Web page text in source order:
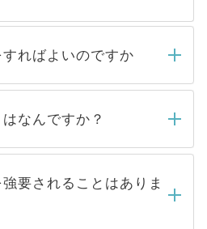
ればよいのですか
したら、弊社担当者がご
し、その後メールもしくは
業日以内にはご連絡をせて
で、しばらくお待ちくださ
なんですか？
で取り扱っている求人の
サイトからご覧いただ
求人」です。非公開求人は
って、一般には公開してい
要されることはありま